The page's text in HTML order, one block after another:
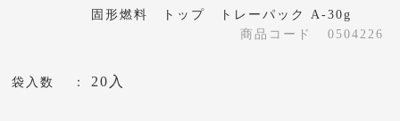
固形燃料 トップ トレーパック A-30g
商品コード
0504226
袋入数 20入